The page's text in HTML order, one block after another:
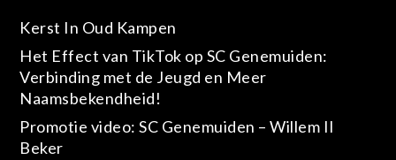
Kerst In Oud Kampen
Het Effect van TikTok op SC Genemuiden:
Verbinding met de Jeugd en Meer
Naamsbekendheid!
Promotie video: SC Genemuiden – Willem II
Beker